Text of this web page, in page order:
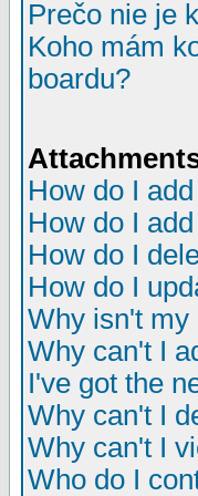
Prečo nie je
Koho mám
boardu?
How do I
How do I
How do I
How do I
Why isn't my
Why can't I
I've got the
Why can't I
Why can't I
Who do I